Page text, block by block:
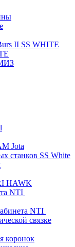
II SS WHITE
Jota
станков SS White
HAWK
NTI
NTI
связке
коронок